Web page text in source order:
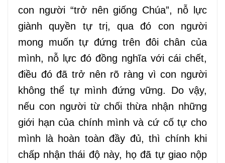
con người “trở nên giống Chúa”, nỗ lực
giành quyền tự trị, qua đó con người
mong muốn tự đứng trên đôi chân của
mình, nỗ lực đó đồng nghĩa với cái chết,
điều đó đã trở nên rõ ràng vì con người
không thể tự mình đứng vững. Do vậy,
nếu con người từ chối thừa nhận những
giới hạn của chính mình và cứ cố tự cho
mình là hoàn toàn đầy đủ, thì chính khi
chấp nhận thái độ này, họ đã tự giao nộp